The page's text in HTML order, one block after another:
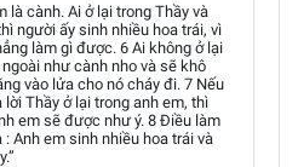
là cành. Ai ở lại trong Thầy và
người ấy sinh nhiều hoa trái, vì
làm gì được. 6 Ai không ở lại
như cành nho và sẽ khô
vào lửa cho nó cháy đi. 7 Nếu
Thầy ở lại trong anh em, thì
em sẽ được như ý. 8 Điều làm
Anh em sinh nhiều hoa trái và